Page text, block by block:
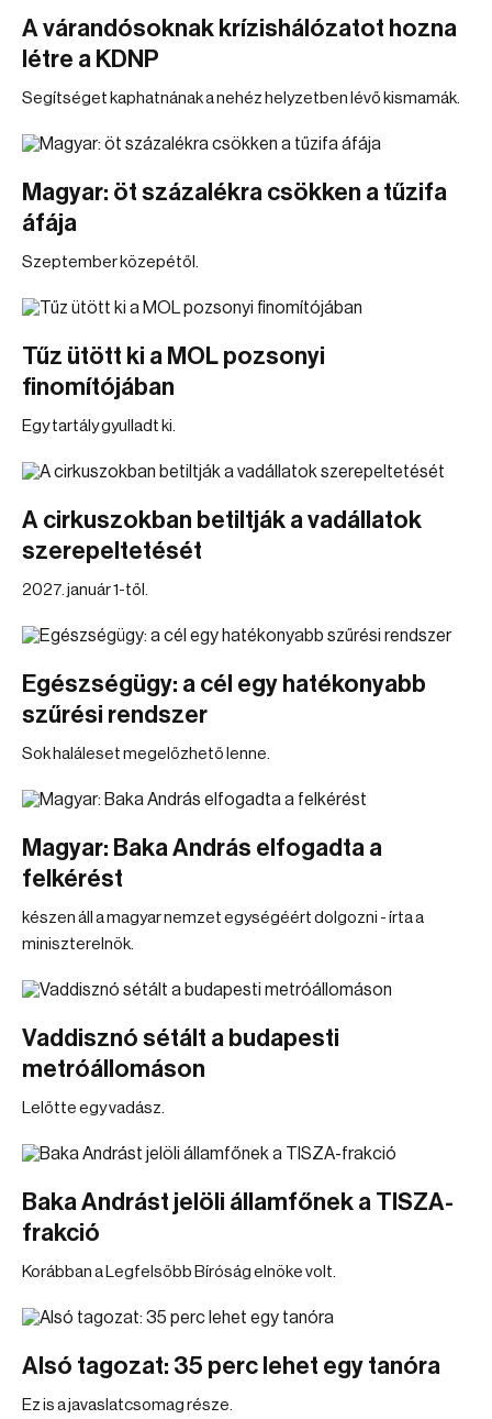
A várandósoknak krízishálózatot hozna
létre a KDNP
Segítséget kaphatnának a nehéz helyzetben lévő kismamák.
Magyar: öt százalékra csökken a tűzifa
áfája
Szeptember közepétől.
Tűz ütött ki a MOL pozsonyi
finomítójában
Egy tartály gyulladt ki.
A cirkuszokban betiltják a vadállatok
szerepeltetését
2027. január 1-től.
Egészségügy: a cél egy hatékonyabb
szűrési rendszer
Sok haláleset megelőzhető lenne.
Magyar: Baka András elfogadta a
felkérést
készen áll a magyar nemzet egységéért dolgozni - írta a
miniszterelnök.
Vaddisznó sétált a budapesti
metróállomáson
Lelőtte egy vadász.
Baka Andrást jelöli államfőnek a TISZA-
frakció
Korábban a Legfelsőbb Bíróság elnöke volt.
Alsó tagozat: 35 perc lehet egy tanóra
Ez is a javaslatcsomag része.